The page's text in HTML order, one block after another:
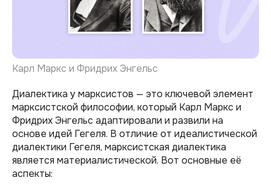
Карл Маркс и Фридрих Энгельс
Диалектика у марксистов — это ключевой элемент
марксистской философии, который Карл Маркс и
Фридрих Энгельс адаптировали и развили на
основе идей Гегеля. В отличие от идеалистической
диалектики Гегеля, марксистская диалектика
является материалистической. Вот основные её
аспекты: